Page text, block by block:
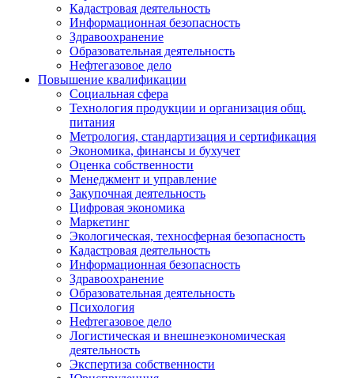
Кадастровая деятельность
Информационная безопасность
Здравоохранение
Образовательная деятельность
Нефтегазовое дело
Повышение квалификации
Социальная сфера
Технология продукции и организация общ.
питания
Метрология, стандартизация и сертификация
Экономика, финансы и бухучет
Оценка собственности
Менеджмент и управление
Закупочная деятельность
Цифровая экономика
Маркетинг
Экологическая, техносферная безопасность
Кадастровая деятельность
Информационная безопасность
Здравоохранение
Образовательная деятельность
Психология
Нефтегазовое дело
Логистическая и внешнеэкономическая
деятельность
Экспертиза собственности